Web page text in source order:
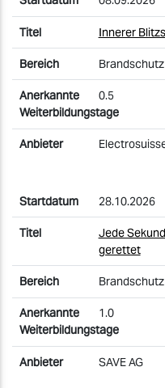
Innerer
Brandschutz
0.5
28.10.2026
Jede
gerettet
Brandschutz
1.0
SAVE AG